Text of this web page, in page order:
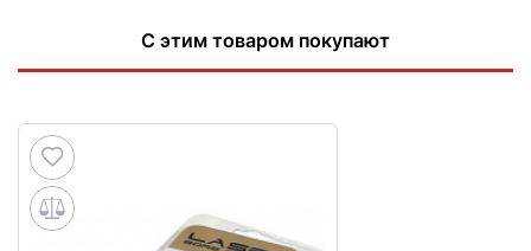
С этим товаром покупают